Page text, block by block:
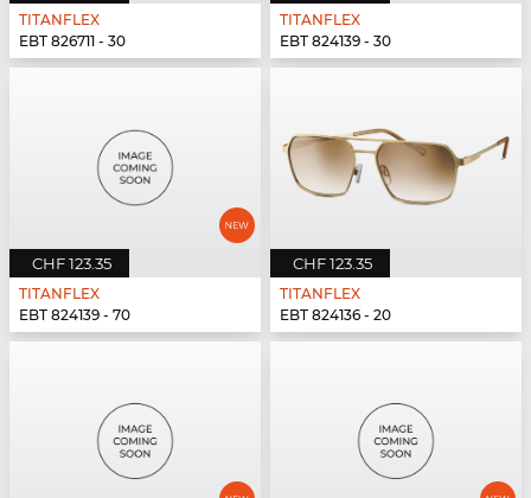
TITANFLEX
EBT 826711 - 30
TITANFLEX
EBT 824139 - 30
CHF 123.35
TITANFLEX
EBT 824139 - 70
CHF 123.35
TITANFLEX
EBT 824136 - 20